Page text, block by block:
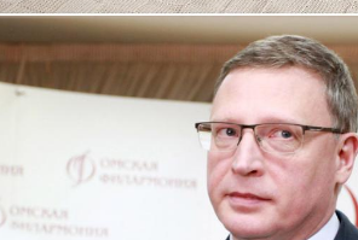
Сайт кандидата в